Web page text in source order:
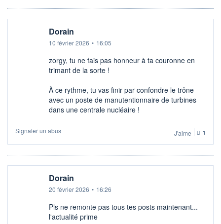
Dorain
10 février 2026 • 16:05
zorgy, tu ne fais pas honneur à ta couronne en
trimant de la sorte !
À ce rythme, tu vas finir par confondre le trône
avec un poste de manutentionnaire de turbines
dans une centrale nucléaire !
Signaler un abus J'aime 1
Dorain
20 février 2026 • 16:26
Pls ne remonte pas tous tes posts maintenant...
l'actualité prime